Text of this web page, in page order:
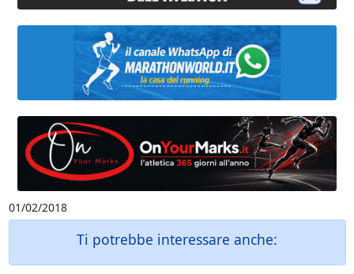
01/02/2018
Ti potrebbe interessare anche: